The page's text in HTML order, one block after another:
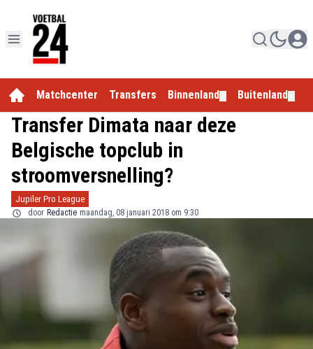
Matchcenter Transfers Binnenland Buitenland
Transfer Dimata naar deze
Belgische topclub in
stroomversnelling?
Jupiler Pro League
door Redactie maandag, 08 januari 2018 om 9:30